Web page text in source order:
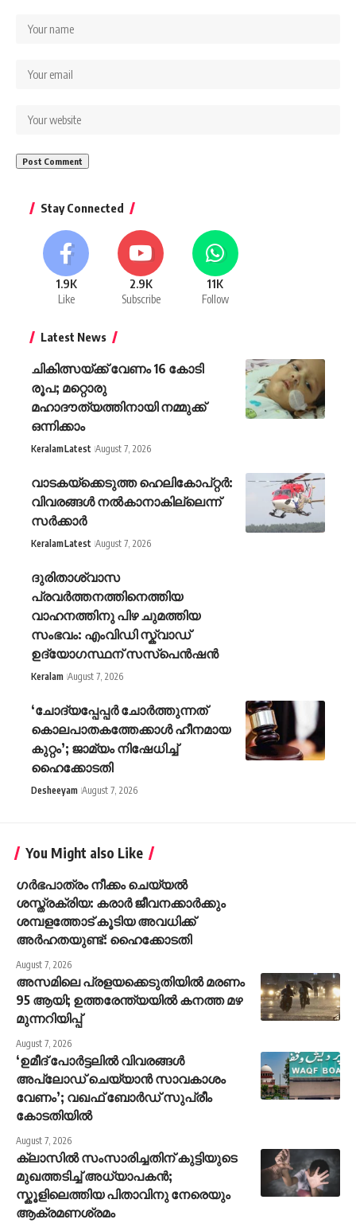
Stay Connected
1.9K
Like
2.9K
Subscribe
11K
Follow
Latest News
ചികിത്സയ്ക്ക് വേണം 16 കോടി
രൂപ; മറ്റൊരു
മഹാദൗത്യത്തിനായി നമ്മുക്ക്
ഒന്നിക്കാം
KeralamLatest August 7, 2026
വാടകയ്‌ക്കെടുത്ത ഹെലികോപ്റ്റർ:
വിവരങ്ങൾ നൽകാനാകില്ലെന്ന്
സർക്കാർ
KeralamLatest August 7, 2026
ദുരിതാശ്വാസ
പ്രവർത്തനത്തിനെത്തിയ
വാഹനത്തിനു പിഴ ചുമത്തിയ
സംഭവം: എംവിഡി സ്ക്വാഡ്
ഉദ്യോഗസ്ഥന് സസ്പെൻഷൻ
Keralam August 7, 2026
‘ചോദ്യപ്പേപ്പർ ചോർത്തുന്നത്
കൊലപാതകത്തേക്കാൾ ഹീനമായ
കുറ്റം’; ജാമ്യം നിഷേധിച്ച്
ഹൈക്കോടതി
Desheeyam August 7, 2026
You Might also Like
ഗർഭപാത്രം നീക്കം ചെയ്യൽ
ശസ്ത്രക്രിയ: കരാർ ജീവനക്കാർക്കും
ശമ്പളത്തോട് കൂടിയ അവധിക്ക്
അർഹതയുണ്ട്: ഹൈക്കോടതി
August 7, 2026
അസമിലെ പ്രളയക്കെടുതിയില്‍ മരണം
95 ആയി; ഉത്തരേന്ത്യയില്‍ കനത്ത മഴ
മുന്നറിയിപ്പ്
August 7, 2026
‘ഉമീദ് പോർട്ടലിൽ വിവരങ്ങൾ
അപ്‌ലോഡ് ചെയ്യാൻ സാവകാശം
വേണം’; വഖഫ് ബോർഡ് സുപ്രീം
കോടതിയിൽ
August 7, 2026
ക്ലാസിൽ സംസാരിച്ചതിന് കുട്ടിയുടെ
മുഖത്തടിച്ച് അധ്യാപകൻ;
സ്കൂളിലെത്തിയ പിതാവിനു നേരെയും
ആക്രമണശ്രമം